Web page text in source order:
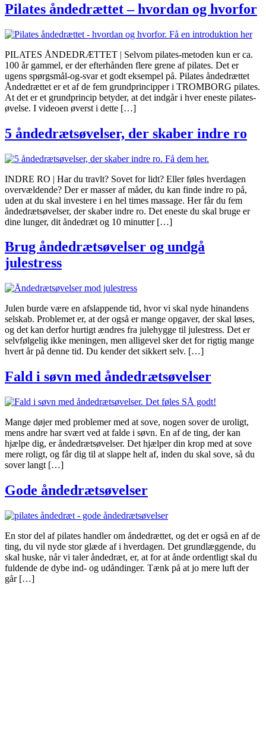
Pilates åndedrættet – hvordan og hvorfor
PILATES ÅNDEDRÆTTET | Selvom pilates-metoden kun er ca.
100 år gammel, er der efterhånden flere grene af pilates. Det er
ugens spørgsmål-og-svar et godt eksempel på. Pilates åndedrættet
Åndedrættet er et af de fem grundprincipper i TROMBORG pilates.
At det er et grundprincip betyder, at det indgår i hver eneste pilates-
øvelse. I videoen øverst i dette […]
5 åndedrætsøvelser, der skaber indre ro
INDRE RO | Har du travlt? Sovet for lidt? Eller føles hverdagen
overvældende? Der er masser af måder, du kan finde indre ro på,
uden at du skal investere i en hel times massage. Her får du fem
åndedrætsøvelser, der skaber indre ro. Det eneste du skal bruge er
dine lunger, dit åndedræt og 10 minutter […]
Brug åndedrætsøvelser og undgå
julestress
Julen burde være en afslappende tid, hvor vi skal nyde hinandens
selskab. Problemet er, at der også er mange opgaver, der skal løses,
og det kan derfor hurtigt ændres fra julehygge til julestress. Det er
selvfølgelig ikke meningen, men alligevel sker det for rigtig mange
hvert år på denne tid. Du kender det sikkert selv. […]
Fald i søvn med åndedrætsøvelser
Mange døjer med problemer med at sove, nogen sover de uroligt,
mens andre har svært ved at falde i søvn. En af de ting, der kan
hjælpe dig, er åndedrætsøvelser. Det hjælper din krop med at sove
mere roligt, og får dig til at slappe helt af, inden du skal sove, så du
sover langt […]
Gode åndedrætsøvelser
En stor del af pilates handler om åndedrættet, og det er også en af de
ting, du vil nyde stor glæde af i hverdagen. Det grundlæggende, du
skal huske, når vi taler åndedræt, er, at for at ånde ordentligt skal du
fuldende de dybe ind- og udåndinger. Tænk på at jo mere luft der
går […]